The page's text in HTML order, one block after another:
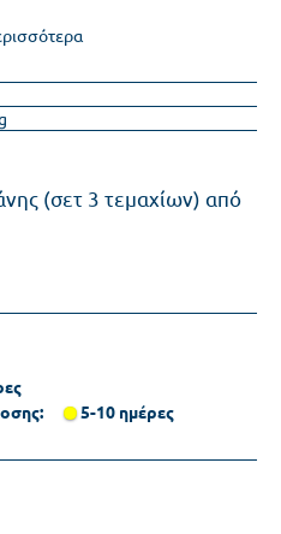
(σετ 3 τεμαχίων) από
5-10 ημέρες